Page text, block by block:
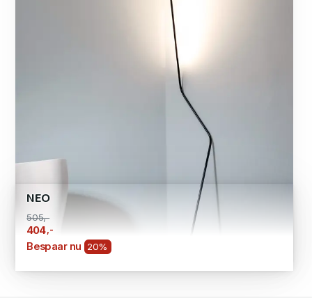
NEO
505,-
404,-
Bespaar nu 20%